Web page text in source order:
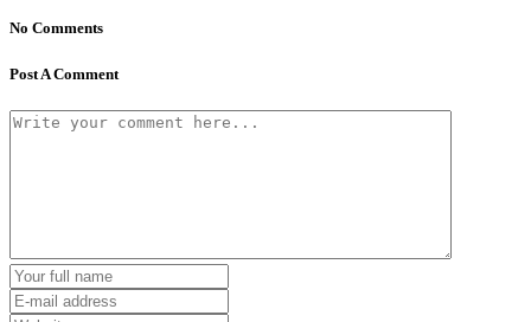
No Comments
Post A Comment